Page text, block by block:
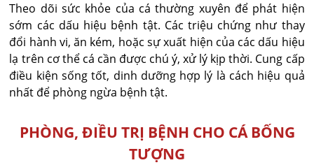
Theo dõi sức khỏe của cá thường xuyên để phát hiện
sớm các dấu hiệu bệnh tật. Các triệu chứng như thay
đổi hành vi, ăn kém, hoặc sự xuất hiện của các dấu hiệu
lạ trên cơ thể cá cần được chú ý, xử lý kịp thời. Cung cấp
điều kiện sống tốt, dinh dưỡng hợp lý là cách hiệu quả
nhất để phòng ngừa bệnh tật.
PHÒNG, ĐIỀU TRỊ BỆNH CHO CÁ BỐNG
TƯỢNG